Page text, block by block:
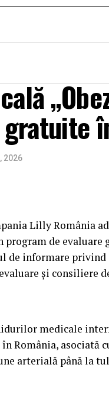
2026
Lilly România
program de
de informare
și consiliere
medicale
România, asociată
arterială până la